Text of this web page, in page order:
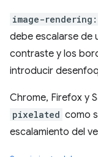
image-
debe escalarse de
contraste y los
introducir
Chrome, Firefox y
pixelated como
escalamiento del